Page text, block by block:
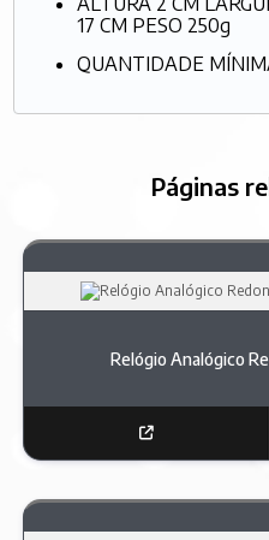
17 CM PESO 250g
QUANTIDADE
Páginas
Relógio Analógico